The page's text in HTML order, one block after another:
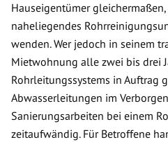
Hauseigentümer
naheliegendes
wenden. Wer jedoch in seinem
Mietwohnung alle zwei bis drei
Rohrleitungssystems in Auftrag
Abwasserleitungen im
Sanierungsarbeiten bei einem
zeitaufwändig. Für Betroffene